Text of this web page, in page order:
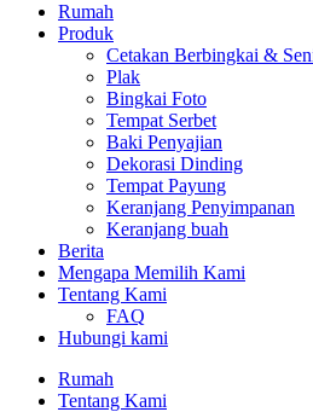
Rumah
Produk
Cetakan Berbingkai &
Plak
Bingkai Foto
Tempat Serbet
Baki Penyajian
Dekorasi Dinding
Tempat Payung
Keranjang Penyimpanan
Keranjang buah
Berita
Mengapa Memilih Kami
Tentang Kami
FAQ
Hubungi kami
Rumah
Tentang Kami